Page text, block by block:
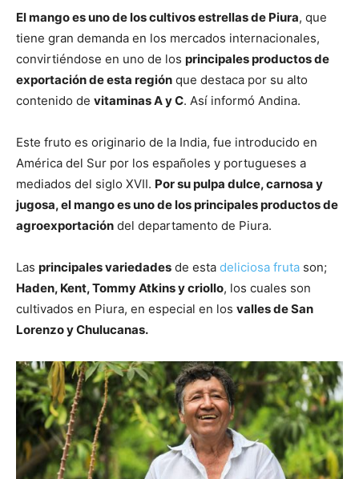
El mango es uno de los cultivos estrellas de Piura, que
tiene gran demanda en los mercados internacionales,
convirtiéndose en uno de los principales productos de
exportación de esta región que destaca por su alto
contenido de vitaminas A y C. Así informó Andina.
Este fruto es originario de la India, fue introducido en
América del Sur por los españoles y portugueses a
mediados del siglo XVII. Por su pulpa dulce, carnosa y
jugosa, el mango es uno de los principales productos de
agroexportación del departamento de Piura.
Las principales variedades de esta deliciosa fruta son;
Haden, Kent, Tommy Atkins y criollo, los cuales son
cultivados en Piura, en especial en los valles de San
Lorenzo y Chulucanas.